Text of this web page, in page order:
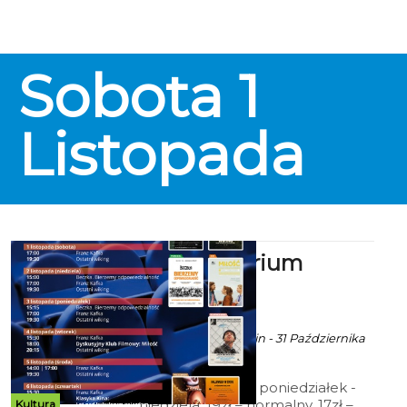
kultowy film, dużo śmiechu i
odrobina strachu – a dla
najmłodszych kreatywne
warsztaty z wycinania dyni!
Sobota 1
Listopada
Kultura
Kino Kryterium
zaprasza
ekoszalin POLECA
Ala za CK 105 Koszalin - 31 Października
2025 godz. 4:39
Cennik: Bilety 2D poniedziałek -